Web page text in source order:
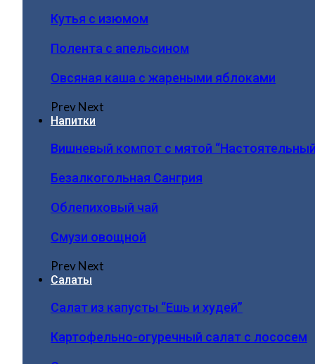
Кутья с изюмом
Полента с апельсином
Овсяная каша с жареными яблоками
PrevNext
Напитки
Вишневый компот с мятой
Безалкогольная Сангрия
Облепиховый чай
Смузи овощной
PrevNext
Салаты
Салат из капусты “Ешь и худей”
Картофельно-огуречный салат с лососем